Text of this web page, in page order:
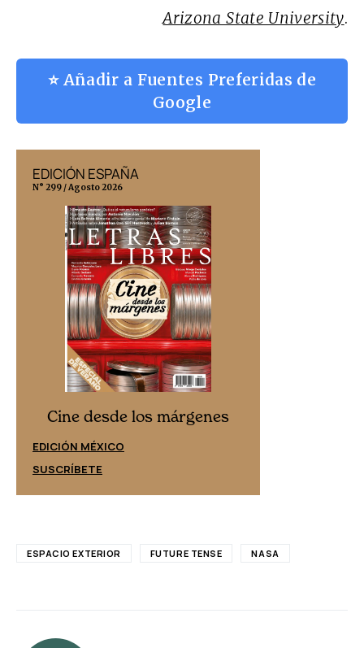
Arizona State University.
⭐ Añadir a Fuentes Preferidas de
Google
EDICIÓN ESPAÑA
N° 299 / Agosto 2026
Cine desde los márgenes
EDICIÓN MÉXICO
SUSCRÍBETE
ESPACIO EXTERIOR FUTURE TENSE NASA